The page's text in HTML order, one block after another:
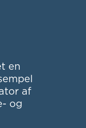
en
af
og